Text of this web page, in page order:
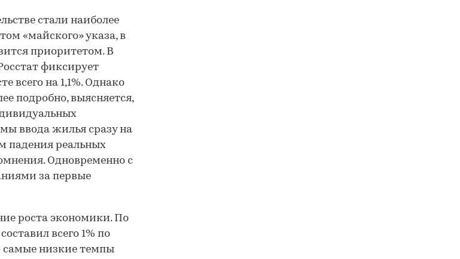
стали наиболее
«майского» указа, в
приоритетом. В
фиксирует
всего на 1,1%. Однако
подробно, выясняется,
ввода жилья сразу на
падения реальных
Одновременно с
за первые
роста экономики. По
всего 1% по
самые низкие темпы